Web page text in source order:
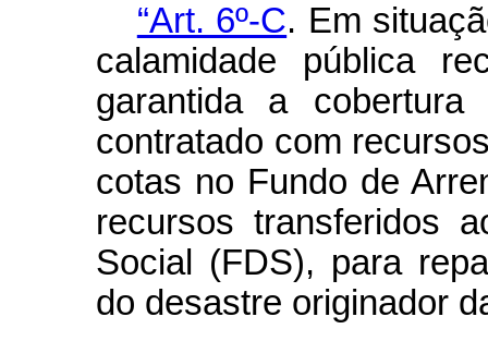
“Art. 6º-C. Em
calamidade pública
garantida a
contratado com
cotas no Fundo de
recursos transferidos
Social (FDS), para
do desastre originador